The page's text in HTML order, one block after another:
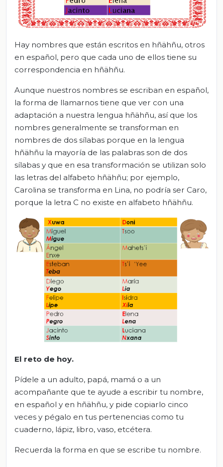
Hay nombres que están escritos en hñähñu, otros
en español, pero que cada uno de ellos tiene su
correspondencia en hñähñu.
Aunque nuestros nombres se escriban en español,
la forma de llamarnos tiene que ver con una
adaptación a nuestra lengua hñähñu, así que los
nombres generalmente se transforman en
nombres de dos sílabas porque en la lengua
hñähñu la mayoría de las palabras son de dos
sílabas y que en esa transformación se utilizan solo
las letras del alfabeto hñähñu; por ejemplo,
Carolina se transforma en Lina, no podría ser Caro,
porque la letra C no existe en alfabeto hñähñu.
El reto de hoy.
Pídele a un adulto, papá, mamá o a un
acompañante que te ayude a escribir tu nombre,
en español y en hñähñu, y pide copiarlo cinco
veces y pégalo en tus pertenencias como tu
cuaderno, lápiz, libro, vaso, etcétera.
Recuerda la forma en que se escribe tu nombre.